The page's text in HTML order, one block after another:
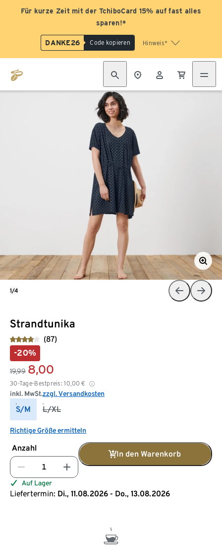
Für kurze Zeit mit der TchiboCard 15% auf fast alles
sparen!*
DANKE26 Code kopieren Hinweis*
Strandtunika
(87)
-20%
19,99 8,00
30-Tage-Bestpreis: 10,00 €
inkl. MwSt.zzgl. Versandkosten
S/M L/XL
Richtige Größe ermitteln
Anzahl
In den Warenkorb
Auf Lager
Liefertermin: Di., 11.08.2026 - Do., 13.08.2026
1/4